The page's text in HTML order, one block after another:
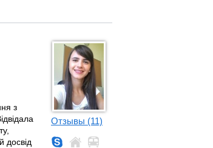
Отзывы (11)
з
досвід